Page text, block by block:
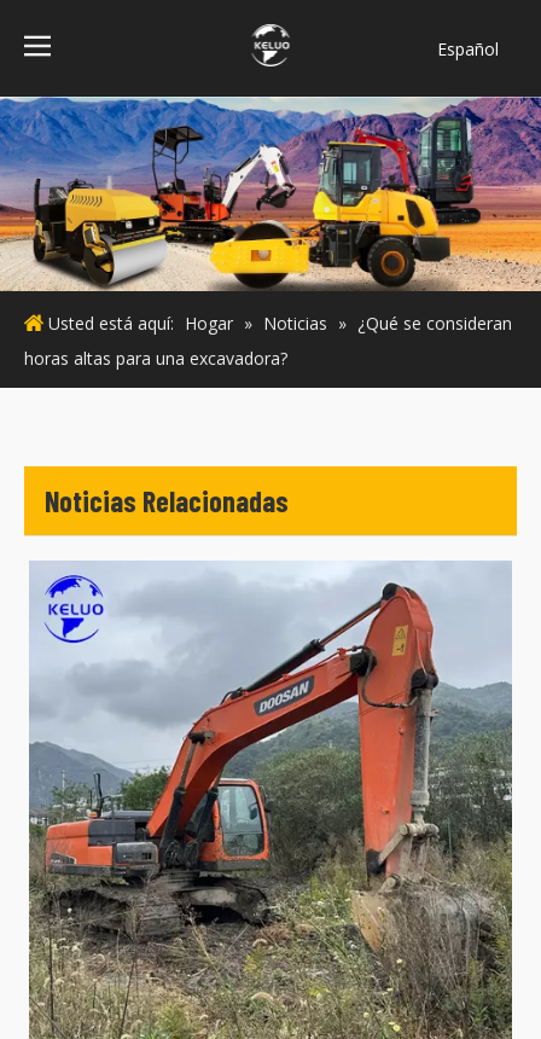
Español
Bahasa
indonesia
Türk dili
ไทย
Italiano
Deutsch
Português
Usted está aquí: Hogar » Noticias » ¿Qué se consideran
horas altas para una excavadora?
Noticias Relacionadas